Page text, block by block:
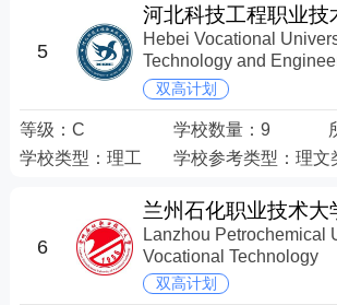
5
河北科技工程职业技
Hebei Vocational
Technology and
双高计划
等级： C 学校数量：9
学校类型： 理工 学校参考类型：理文
6
兰州石化职业技术大
Lanzhou Petrochemical
Vocational Technology
双高计划